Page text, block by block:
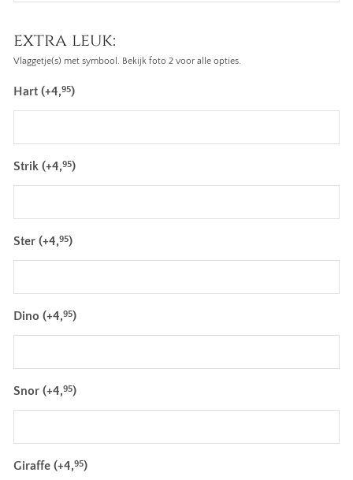
extra leuk:
Vlaggetje(s) met symbool. Bekijk foto 2 voor alle opties.
Hart (+4,95)
Strik (+4,95)
Ster (+4,95)
Dino (+4,95)
Snor (+4,95)
Giraffe (+4,95)